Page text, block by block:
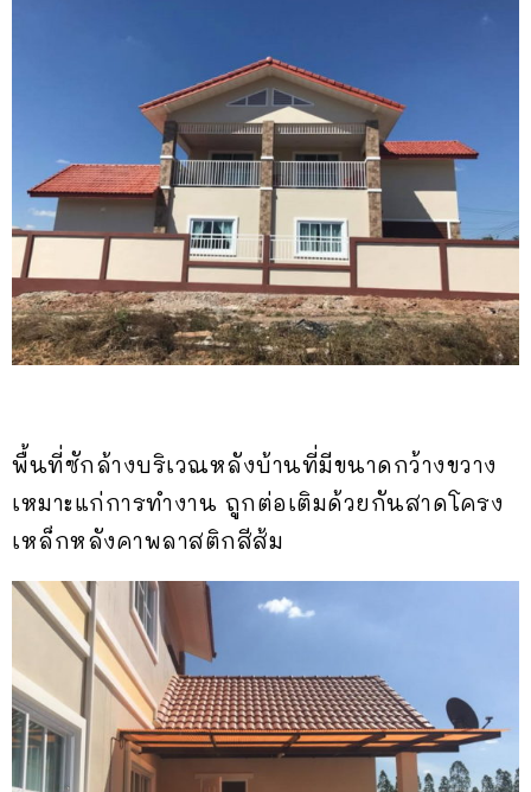
พื้นที่ซักล้างบริเวณหลังบ้านที่มีขนาดกว้างขวาง
เหมาะแก่การทำงาน ถูกต่อเติมด้วยกันสาดโครง
เหล็กหลังคาพลาสติกสีส้ม